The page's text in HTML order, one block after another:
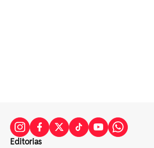
Editorias